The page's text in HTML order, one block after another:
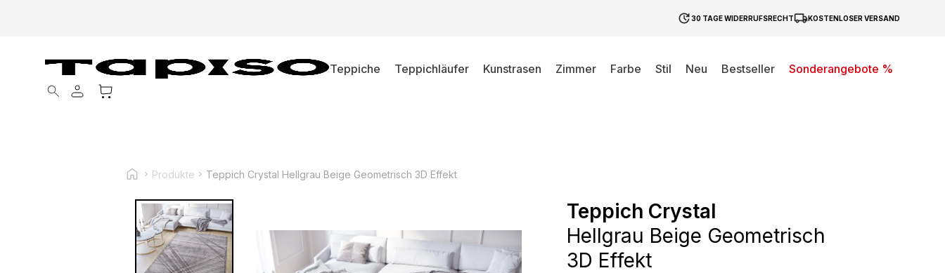
30 TAGE WIDERRUFSRECHT KOSTENLOSER VERSAND
Teppiche Teppichläufer Kunstrasen Zimmer Farbe Stil Neu Bestseller
Sonderangebote %
Products search
Produkte Teppich Crystal Hellgrau Beige Geometrisch 3D Effekt
Teppich Crystal
Hellgrau Beige Geometrisch
3D Effekt